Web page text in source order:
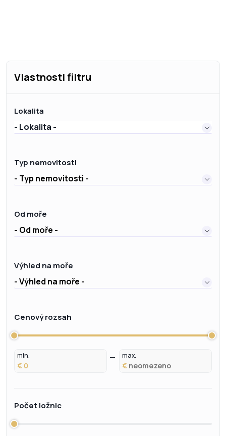
Vlastnosti filtru
Lokalita
- Lokalita -
Typ nemovitosti
- Typ nemovitosti -
Od moře
- Od moře -
Výhled na moře
- Výhled na moře -
Cenový rozsah
min.
€
max.
€
Počet ložnic